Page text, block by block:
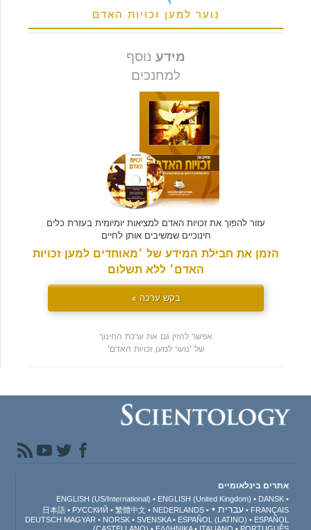
נוער למען זכויות האדם
מידע נוסף
למחנכים
עזור להפוך את זכויות האדם למציאות יומיומית בעזרת כלים
חינוכיים שמשיבים אותן לחיים
הזמן את חבילת המידע של ׳מאוחדים למען זכויות
האדם׳ ללא תשלום
בקש ערכה »
אפשר להזין גם את ערכת החינוך
של 'נוער למען זכויות האדם'
אתרים בינלאומיים
ENGLISH (US/International) ENGLISH (United Kingdom)
DANSK
FRANÇAIS
עברית 日本語 РУССКИЙ 繁體中文
NEDERLANDS
DEUTSCH MAGYAR NORSK SVENSKA ESPAÑOL (LATINO)
ESPAÑOL